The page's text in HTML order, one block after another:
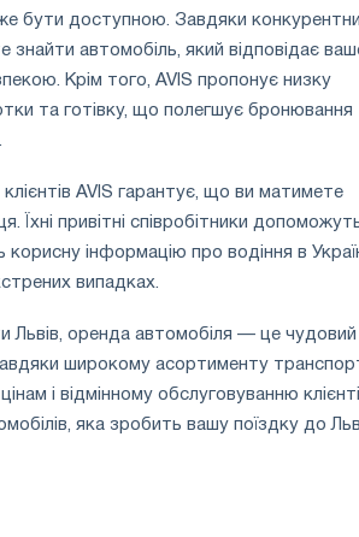
бути доступною. Завдяки
знайти автомобіль, який відповідає
Крім того, AVIS пропонує низку
та готівку, що полегшує бронювання
AVIS гарантує, що ви матимете
Їхні привітні співробітники
інформацію про водіння в
випадках.
Львів, оренда автомобіля — це чудовий
широкому асортименту
і відмінному обслуговуванню
яка зробить вашу поїздку до